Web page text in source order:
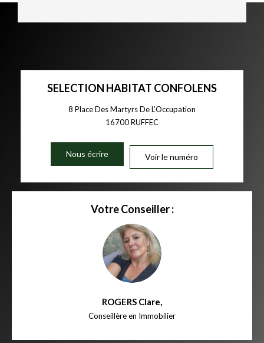
SELECTION HABITAT CONFOLENS
8 Place Des Martyrs De L’Occupation
16700RUFFEC
Nous écrire Voir le numéro
Votre Conseiller :
ROGERS Clare,
Conseillère en Immobilier